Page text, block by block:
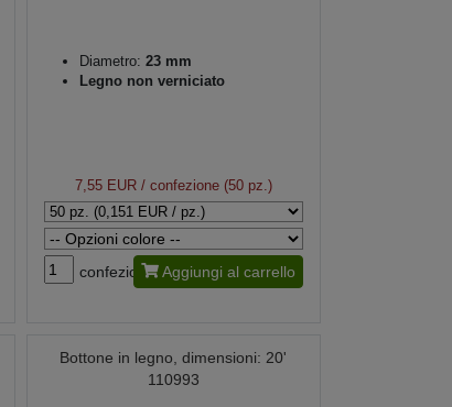
Diametro: 23 mm
Legno non verniciato
7,55 EUR/ confezione (50 pz.)
confezione Aggiungi al carrello
Bottone in legno, dimensioni: 20'
110993